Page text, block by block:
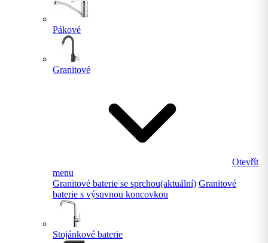
Pákové
Granitové
Otevřít
menu
Granitové baterie se sprchou(aktuální) Granitové
baterie s výsuvnou koncovkou
Stojánkové baterie